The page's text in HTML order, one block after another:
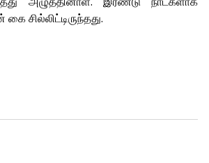
சில்லிட்டிருந்தது.